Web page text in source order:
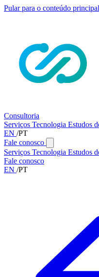
Pular para o conteúdo principal
Consultoria
Serviços Tecnologia Estudos
EN /PT
Fale conosco
Serviços Tecnologia Estudos
Fale conosco
EN /PT